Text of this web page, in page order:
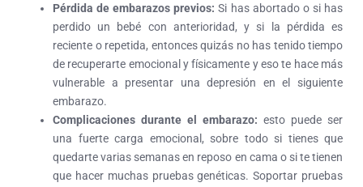
Pérdida de embarazos previos: Si has abortado o si has
perdido un bebé con anterioridad, y si la pérdida es
reciente o repetida, entonces quizás no has tenido tiempo
de recuperarte emocional y físicamente y eso te hace más
vulnerable a presentar una depresión en el siguiente
embarazo.
Complicaciones durante el embarazo: esto puede ser
una fuerte carga emocional, sobre todo si tienes que
quedarte varias semanas en reposo en cama o si te tienen
que hacer muchas pruebas genéticas. Soportar pruebas